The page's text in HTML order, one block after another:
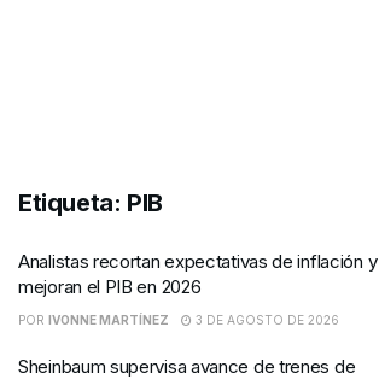
Etiqueta: PIB
Analistas recortan expectativas de inflación y
mejoran el PIB en 2026
POR IVONNE MARTÍNEZ 3 DE AGOSTO DE 2026
Sheinbaum supervisa avance de trenes de